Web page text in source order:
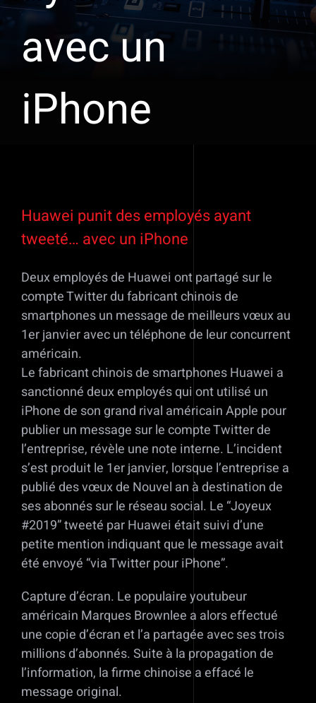
avec un
iPhone
l'image
agrandie
Huawei punit des employés ayant
tweeté… avec un iPhone
Deux employés de Huawei ont partagé sur le
compte Twitter du fabricant chinois de
smartphones un message de meilleurs vœux au
1er janvier avec un téléphone de leur concurrent
américain.
Le fabricant chinois de smartphones Huawei a
sanctionné deux employés qui ont utilisé un
iPhone de son grand rival américain Apple pour
publier un message sur le compte Twitter de
l’entreprise, révèle une note interne. L’incident
s’est produit le 1er janvier, lorsque l’entreprise a
publié des vœux de Nouvel an à destination de
ses abonnés sur le réseau social. Le “Joyeux
#2019” tweeté par Huawei était suivi d’une
petite mention indiquant que le message avait
été envoyé “via Twitter pour iPhone”.
Capture d’écran. Le populaire youtubeur
américain Marques Brownlee a alors effectué
une copie d’écran et l’a partagée avec ses trois
millions d’abonnés. Suite à la propagation de
l’information, la firme chinoise a effacé le
message original.